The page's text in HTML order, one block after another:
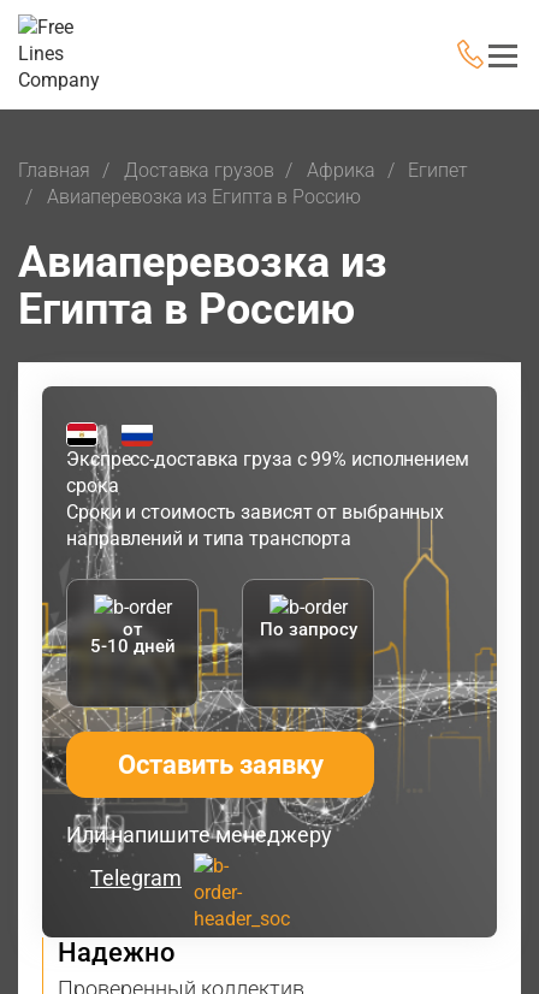
Главная Доставка грузов Африка
Египет
Авиаперевозка из Египта в Россию
Авиаперевозка из
Египта в Россию
Экспресс-доставка груза с 99% исполнением
срока
Сроки и стоимость зависят от выбранных
направлений и типа транспорта
от
5-10 дней
По запросу
Оставить заявку
Или напишите менеджеру
Telegram
Надежно
Проверенный коллектив